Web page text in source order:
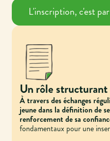
L'inscription, c'est
Un rôle structurant
À travers des échanges
jeune dans la définition de
renforcement de sa
fondamentaux pour une